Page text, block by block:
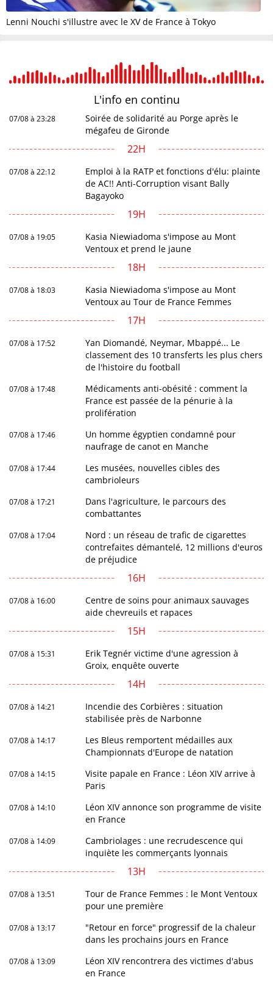
Lenni Nouchi s'illustre avec le XV de France à Tokyo
L'info en continu
07/08 à 23:28
Soirée de solidarité au Porge après le
mégafeu de Gironde
22H
07/08 à 22:12
Emploi à la RATP et fonctions d'élu: plainte
de AC!! Anti-Corruption visant Bally
Bagayoko
19H
07/08 à 19:05
Kasia Niewiadoma s'impose au Mont
Ventoux et prend le jaune
18H
07/08 à 18:03
Kasia Niewiadoma s'impose au Mont
Ventoux au Tour de France Femmes
17H
07/08 à 17:52
Yan Diomandé, Neymar, Mbappé... Le
classement des 10 transferts les plus chers
de l'histoire du football
07/08 à 17:48
Médicaments anti-obésité : comment la
France est passée de la pénurie à la
prolifération
07/08 à 17:46
Un homme égyptien condamné pour
naufrage de canot en Manche
07/08 à 17:44
Les musées, nouvelles cibles des
cambrioleurs
07/08 à 17:21
Dans l'agriculture, le parcours des
combattantes
07/08 à 17:04
Nord : un réseau de trafic de cigarettes
contrefaites démantelé, 12 millions d'euros
de préjudice
16H
07/08 à 16:00
Centre de soins pour animaux sauvages
aide chevreuils et rapaces
15H
07/08 à 15:31
Erik Tegnér victime d'une agression à
Groix, enquête ouverte
14H
07/08 à 14:21
Incendie des Corbières : situation
stabilisée près de Narbonne
07/08 à 14:17
Les Bleus remportent médailles aux
Championnats d'Europe de natation
07/08 à 14:15
Visite papale en France : Léon XIV arrive à
Paris
07/08 à 14:10
Léon XIV annonce son programme de visite
en France
07/08 à 14:09
Cambriolages : une recrudescence qui
inquiète les commerçants lyonnais
13H
07/08 à 13:51
Tour de France Femmes : le Mont Ventoux
pour une première
07/08 à 13:17
"Retour en force" progressif de la chaleur
dans les prochains jours en France
07/08 à 13:09
Léon XIV rencontrera des victimes d'abus
en France